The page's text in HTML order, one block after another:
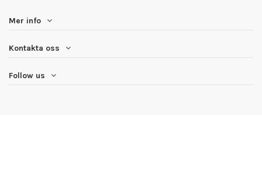
Mer info
Kontakta oss
Follow us